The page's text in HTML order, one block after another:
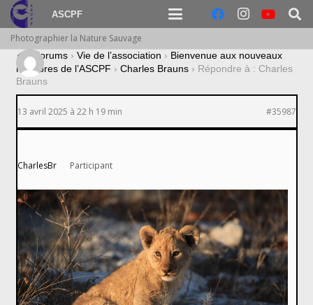
ASCPF
Photographier la Nature Sauvage
› Forums › Vie de l’association › Bienvenue aux nouveaux
membres de l’ASCPF › Charles Brauns › Répondre à : Charles
Brauns
13 avril 2025 à 22 h 19 min #35987
CharlesBr Participant